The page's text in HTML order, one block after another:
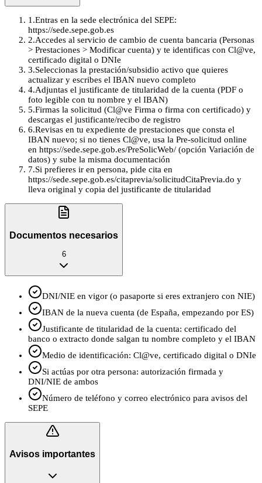
1 .Entras en la sede electrónica del SEPE:
https://sede.sepe.gob.es
2.Accedes al servicio de cambio de cuenta bancaria (Personas
> Prestaciones > Modificar cuenta) y te identificas con Cl@ve,
certificado digital o DNIe
3.Seleccionas la prestación/subsidio activo que quieres
actualizar y escribes el IBAN nuevo completo
4.Adjuntas el justificante de titularidad de la cuenta (PDF o
foto legible con tu nombre y el IBAN)
5.Firmas la solicitud (Cl@ve Firma o firma con certificado) y
descargas el justificante/recibo de registro
6.Revisas en tu expediente de prestaciones que consta el
IBAN nuevo; si no tienes Cl@ve, usa la Pre-solicitud online
en https://sede.sepe.gob.es/PreSolicWeb/ (opción Variación de
datos) y sube la misma documentación
7.Si prefieres ir en persona, pide cita en
https://sede.sepe.gob.es/citaprevia/solicitudCitaPrevia.do y
lleva original y copia del justificante de titularidad
Documentos necesarios
6
DNI/NIE en vigor (o pasaporte si eres extranjero con NIE)
IBAN de la nueva cuenta (de España, empezando por ES)
Justificante de titularidad de la cuenta: certificado del
banco o extracto donde salgan tu nombre completo y el IBAN
Medio de identificación: Cl@ve, certificado digital o DNIe
Si actúas por otra persona: autorización firmada y
DNI/NIE de ambos
Número de teléfono y correo electrónico para avisos del
SEPE
Avisos importantes